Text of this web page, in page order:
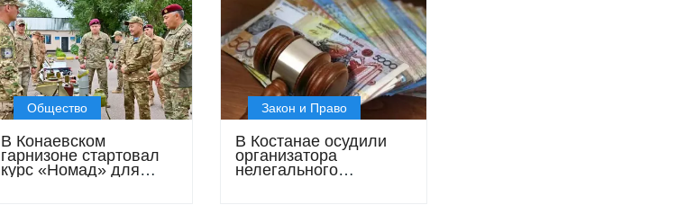
Общество
В Конаевском
гарнизоне стартовал
курс «Номад» для
Закон и Право
В Костанае осудили
организатора
нелегального